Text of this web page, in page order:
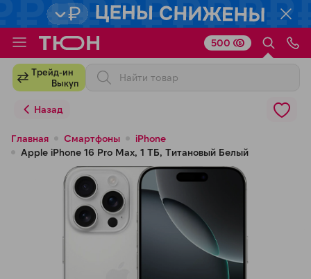
Трейд-ин
Выкуп
500
Назад
Главная Смартфоны
iPhone
Apple iPhone 16 Pro Max, 1 ТБ, Титановый Белый
Для клиентов всех банков
Разбейте
оплатуна части
без переплат
График платежей